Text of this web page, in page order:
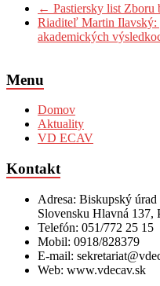
← Pastiersky list
Riaditeľ Martin Ilavský:
akademických
Menu
Domov
Aktuality
VD ECAV
Kontakt
Adresa: Biskupský
Slovensku Hlavná 137,
Telefón: 051/772 25 15
Mobil: 0918/828379
E-mail:
Web: www.vdecav.sk